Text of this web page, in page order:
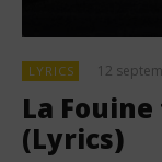
LYRICS 12
La
(Lyrics)